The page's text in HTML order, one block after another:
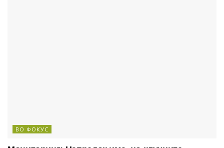
ВО ФОКУС